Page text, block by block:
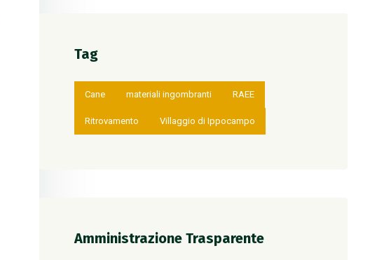
Tag
Cane materiali ingombranti RAEE
Ritrovamento Villaggio di Ippocampo
Amministrazione Trasparente